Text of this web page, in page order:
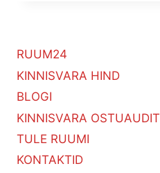
RUUM24
KINNISVARA HIND
BLOGI
KINNISVARA OSTUAUDIT
TULE RUUMI
KONTAKTID